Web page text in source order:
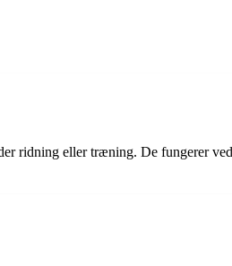
ridning eller træning. De fungerer